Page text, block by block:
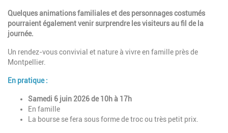
Quelques animations familiales et des personnages costumés
pourraient également venir surprendre les visiteurs au fil de la
journée.
Un rendez-vous convivial et nature à vivre en famille près de
Montpellier.
En pratique :
Samedi 6 juin 2026 de 10h à 17h
En famille
La bourse se fera sous forme de troc ou très petit prix.